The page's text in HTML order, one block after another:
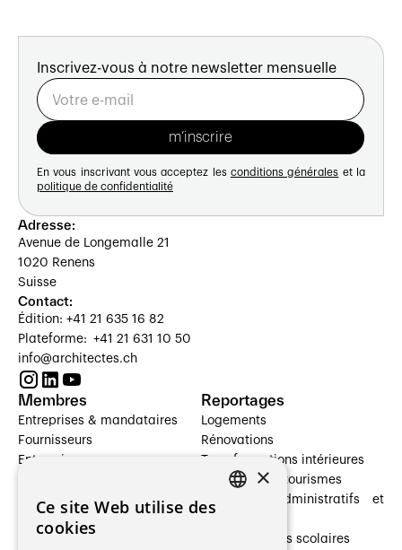
Inscrivez-vous à notre newsletter mensuelle
En vous inscrivant vous acceptez les conditions générales et la
politique de confidentialité
Adresse:
Avenue de Longemalle 21
1020 Renens
Suisse
Contact:
Édition: +41 21 635 16 82
Plateforme: +41 21 631 10 50
info@architectes.ch
Membres
Entreprises & mandataires
Fournisseurs
Entreprises
Architectes paysagistes
Architectes d'intérieur
Reportages
Logements
Rénovations
Transformations intérieures
Hôtelleries et tourismes
Bâtiments administratifs et
Établissements scolaires
×
Ce site Web utilise des
cookies